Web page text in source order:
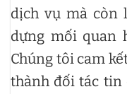
dịch vụ mà còn
dựng mối quan
Chúng tôi cam
thành đối tác tin